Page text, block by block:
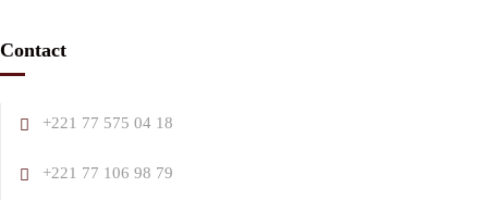
Contact
+221 77 575 04 18
+221 77 106 98 79